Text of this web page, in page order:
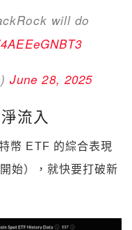
will do
June 28, 2025
流入
幣 ETF 的綜合表現
始），就快要打破新